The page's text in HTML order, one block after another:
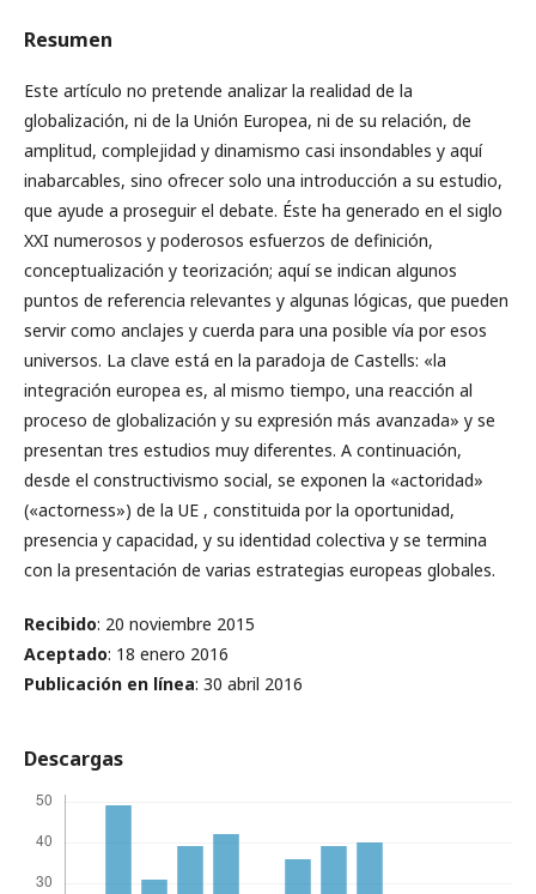
Resumen
Este artículo no pretende analizar la realidad de la
globalización, ni de la Unión Europea, ni de su relación, de
amplitud, complejidad y dinamismo casi insondables y aquí
inabarcables, sino ofrecer solo una introducción a su estudio,
que ayude a proseguir el debate. Éste ha generado en el siglo
XXI numerosos y poderosos esfuerzos de definición,
conceptualización y teorización; aquí se indican algunos
puntos de referencia relevantes y algunas lógicas, que pueden
servir como anclajes y cuerda para una posible vía por esos
universos. La clave está en la paradoja de Castells: «la
integración europea es, al mismo tiempo, una reacción al
proceso de globalización y su expresión más avanzada» y se
presentan tres estudios muy diferentes. A continuación,
desde el constructivismo social, se exponen la «actoridad»
(«actorness») de la UE , constituida por la oportunidad,
presencia y capacidad, y su identidad colectiva y se termina
con la presentación de varias estrategias europeas globales.
Recibido: 20 noviembre 2015
Aceptado: 18 enero 2016
Publicación en línea: 30 abril 2016
Descargas